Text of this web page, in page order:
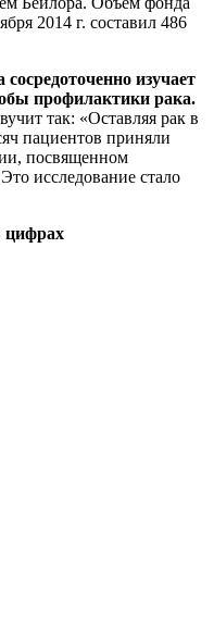
2014 г. составил 486
изучает
профилактики рака.
так: «Оставляя рак в
пациентов приняли
посвященном
исследование стало
цифрах